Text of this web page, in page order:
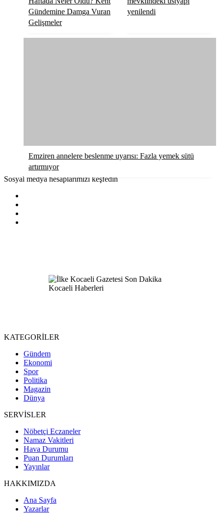
Gündemine Damga Vuran
Gelişmeler
yenilendi
Emziren annelere beslenme uyarısı: Fazla yemek sütü
artırmıyor
Sosyal medya hesaplarımızı keşfedin
KATEGORİLER
Gündem
Ekonomi
Spor
Politika
Magazin
Dünya
SERVİSLER
Nöbetçi Eczaneler
Namaz Vakitleri
Hava Durumu
Puan Durumları
Yayınlar
HAKKIMIZDA
Ana Sayfa
Yazarlar